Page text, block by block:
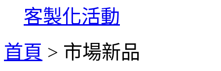
客製化活動
首頁 > 市場新品